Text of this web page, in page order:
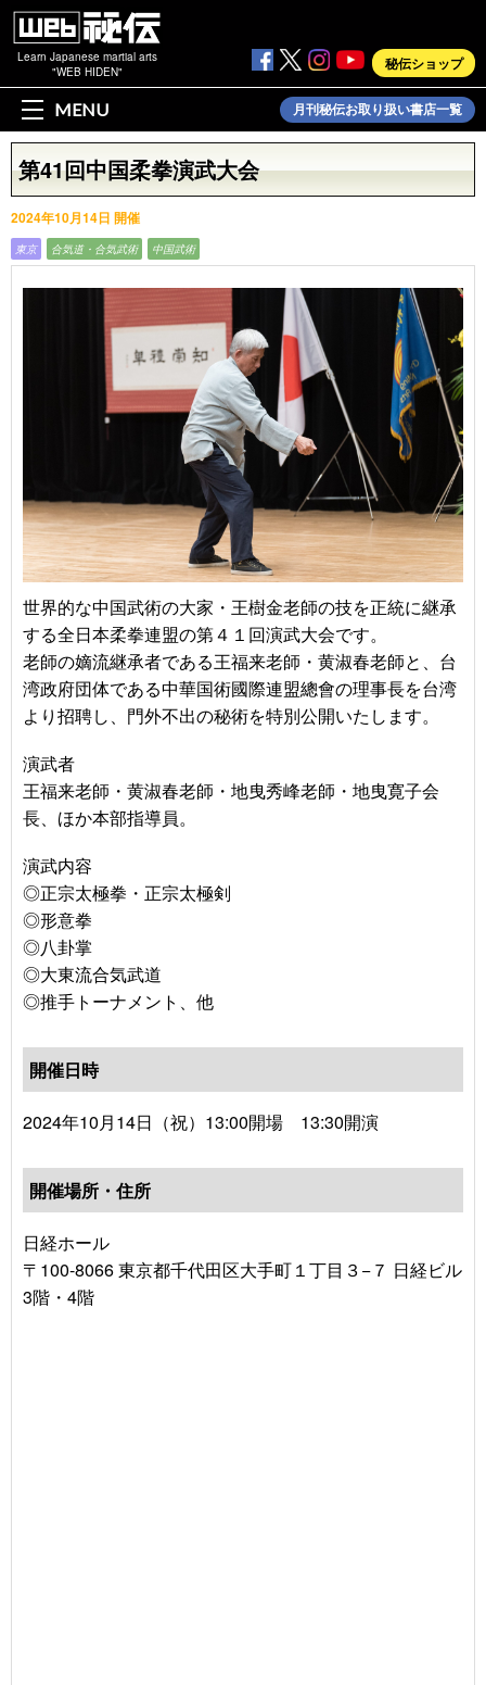
Learn Japanese martial arts
"WEB HIDEN"
秘伝ショップ
MENU 月刊秘伝お取り扱い書店一覧
第41回中国柔拳演武大会
2024年10月14日 開催
東京 合気道・合気武術 中国武術
世界的な中国武術の大家・王樹金老師の技を正統に継承
する全日本柔拳連盟の第４１回演武大会です。
老師の嫡流継承者である王福来老師・黄淑春老師と、台
湾政府団体である中華国術國際連盟總會の理事長を台湾
より招聘し、門外不出の秘術を特別公開いたします。
演武者
王福来老師・黄淑春老師・地曳秀峰老師・地曳寛子会
長、ほか本部指導員。
演武内容
◎正宗太極拳・正宗太極剣
◎形意拳
◎八卦掌
◎大東流合気武道
◎推手トーナメント、他
開催日時
2024年10月14日（祝）13:00開場 13:30開演
開催場所・住所
日経ホール
〒100-8066 東京都千代田区大手町１丁目３−７ 日経ビル
3階・4階